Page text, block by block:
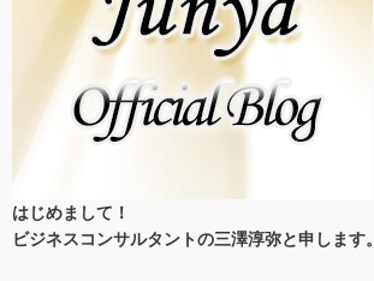
はじめまして！
ビジネスコンサルタントの三澤淳弥と申します。